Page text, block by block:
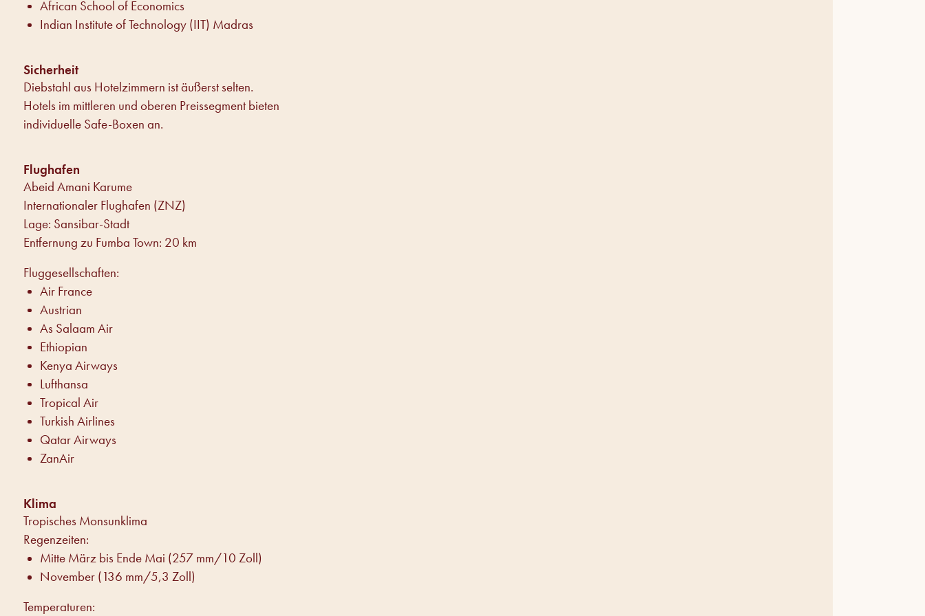
African School of Economics
Indian Institute of Technology (IIT) Madras
Sicherheit
Diebstahl aus Hotelzimmern ist äußerst selten.
Hotels im mittleren und oberen Preissegment bieten
individuelle Safe-Boxen an.
Flughafen
Abeid Amani Karume
Internationaler Flughafen (ZNZ)
Lage: Sansibar-Stadt
Entfernung zu Fumba Town: 20 km
Fluggesellschaften:
Air France
Austrian
As Salaam Air
Ethiopian
Kenya Airways
Lufthansa
Tropical Air
Turkish Airlines
Qatar Airways
ZanAir
Klima
Tropisches Monsunklima
Regenzeiten:
Mitte März bis Ende Mai (257 mm/10 Zoll)
November (136 mm/5,3 Zoll)
Temperaturen: